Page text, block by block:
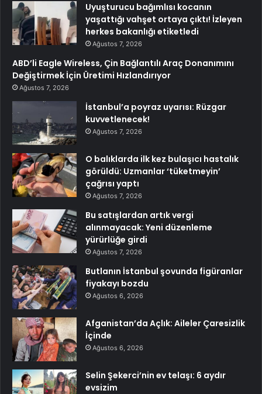
Uyuşturucu bağımlısı kocanın
yaşattığı vahşet ortaya çıktı! İzleyen
herkes bakanlığı etiketledi
Ağustos 7, 2026
ABD’li Eagle Wireless, Çin Bağlantılı Araç Donanımını
Değiştirmek İçin Üretimi Hızlandırıyor
Ağustos 7, 2026
İstanbul’a poyraz uyarısı: Rüzgar
kuvvetlenecek!
Ağustos 7, 2026
O balıklarda ilk kez bulaşıcı hastalık
görüldü: Uzmanlar ‘tüketmeyin’
çağrısı yaptı
Ağustos 7, 2026
Bu satışlardan artık vergi
alınmayacak: Yeni düzenleme
yürürlüğe girdi
Ağustos 7, 2026
Butlanın İstanbul şovunda figüranlar
fiyakayı bozdu
Ağustos 6, 2026
Afganistan’da Açlık: Aileler Çaresizlik
İçinde
Ağustos 6, 2026
Selin Şekerci’nin ev telaşı: 6 aydır
evsizim